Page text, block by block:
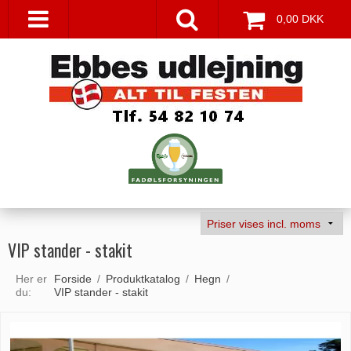
0,00 DKK
VIP stander - stakit
Her er
du:
Forside / Produktkatalog / Hegn /
VIP stander - stakit